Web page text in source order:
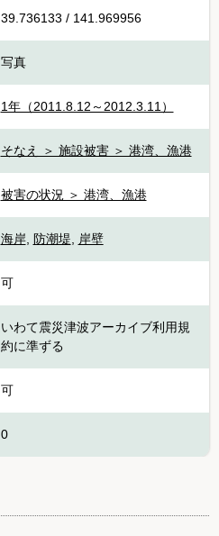
39.736133 / 141.969956
写真
1年（2011.8.12～2012.3.11）
そなえ ＞ 施設被害 ＞ 港湾、漁港
被害の状況 ＞ 港湾、漁港
海岸, 防潮堤, 岸壁
可
いわて震災津波アーカイブ利用規
約に準ずる
可
0